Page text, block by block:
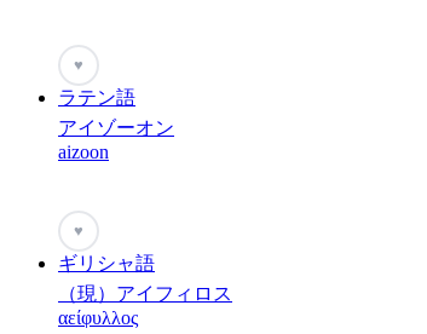
♥
ラテン語
アイゾーオン
aizoon
♥
ギリシャ語
（現）アイフィロス
αείφυλλος